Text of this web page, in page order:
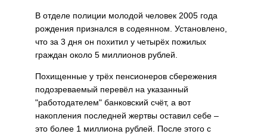
В отделе полиции молодой человек 2005 года
рождения признался в содеянном. Установлено,
что за 3 дня он похитил у четырёх пожилых
граждан около 5 миллионов рублей.
Похищенные у трёх пенсионеров сбережения
подозреваемый перевёл на указанный
"работодателем" банковский счёт, а вот
накопления последней жертвы оставил себе –
это более 1 миллиона рублей. После этого с